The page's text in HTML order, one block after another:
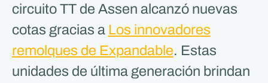
circuito TT de Assen alcanzó nuevas
cotas gracias a Los innovadores
remolques de Expandable. Estas
unidades de última generación brindan